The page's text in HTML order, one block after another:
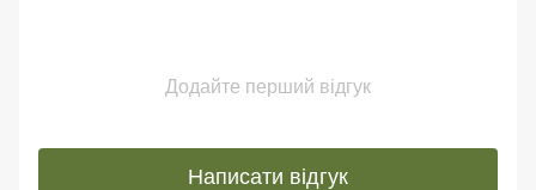
Додайте перший відгук
Написати відгук